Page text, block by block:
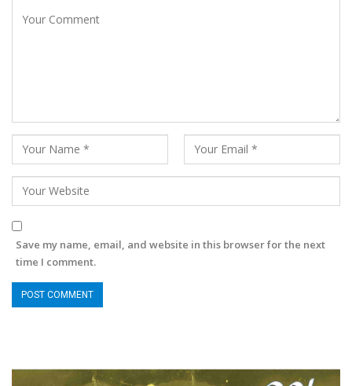
Save my name, email, and website in this browser for the next
time I comment.